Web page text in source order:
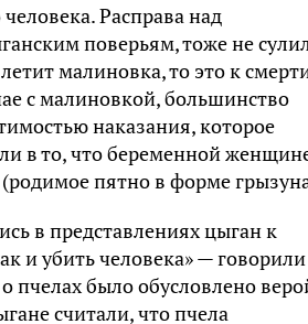
Расправа над
поверьям, тоже не
малиновка, то это к
с малиновкой, большинство
наказания, которое
в то, что беременной
пятно в форме
в представлениях цыган к
и убить человека» — говорили
пчелах было обусловлено
считали, что пчела